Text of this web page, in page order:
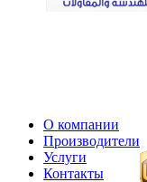
О компании
Производители
Услуги
Контакты